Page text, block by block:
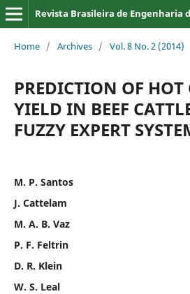
Revista Brasileira de Engenharia
Home / Archives / Vol. 8 No. 2 (2014)
PREDICTION OF HOT
YIELD IN BEEF
FUZZY EXPERT
M. P. Santos
J. Cattelam
M. A. B. Vaz
P. F. Feltrin
D. R. Klein
W. S. Leal